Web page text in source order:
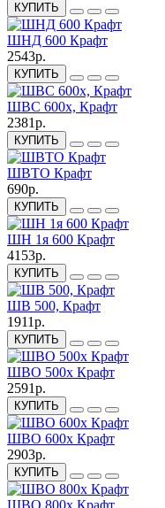
КУПИТЬ
ШНД 600 Крафт
2543р.
КУПИТЬ
ШВС 600х, Крафт
2381р.
КУПИТЬ
ШВТО Крафт
690р.
КУПИТЬ
ШН 1я 600 Крафт
4153р.
КУПИТЬ
ШВ 500, Крафт
1911р.
КУПИТЬ
ШВО 500х Крафт
2591р.
КУПИТЬ
ШВО 600х Крафт
2903р.
КУПИТЬ